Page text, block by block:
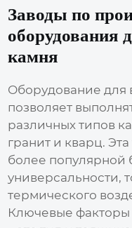
Заводы по
оборудования
камня
Оборудование для
позволяет
различных типов
гранит и кварц.
более популярной
универсальности,
термического
Ключевые